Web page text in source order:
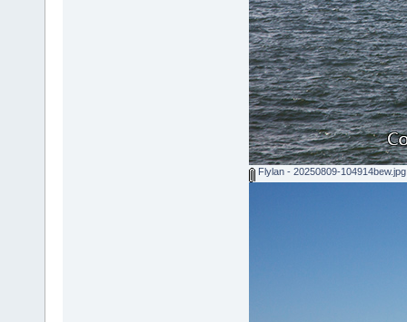
Flylan - 20250809-104914bew.jpg